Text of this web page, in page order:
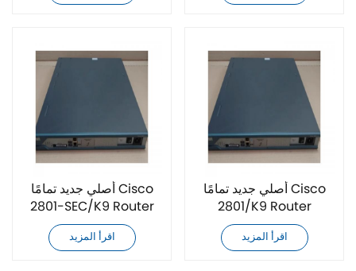
أصلي جديد تمامًا Cisco
2801-SEC/K9 Router
اقرأ المزيد
أصلي جديد تمامًا Cisco
2801/K9 Router
اقرأ المزيد